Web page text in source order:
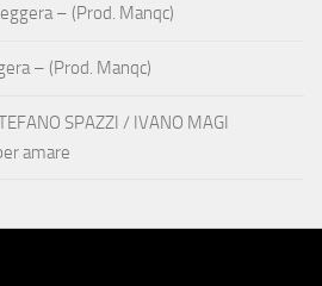
– (Prod. Manqc)
– (Prod. Manqc)
SPAZZI / IVANO MAGI
amare